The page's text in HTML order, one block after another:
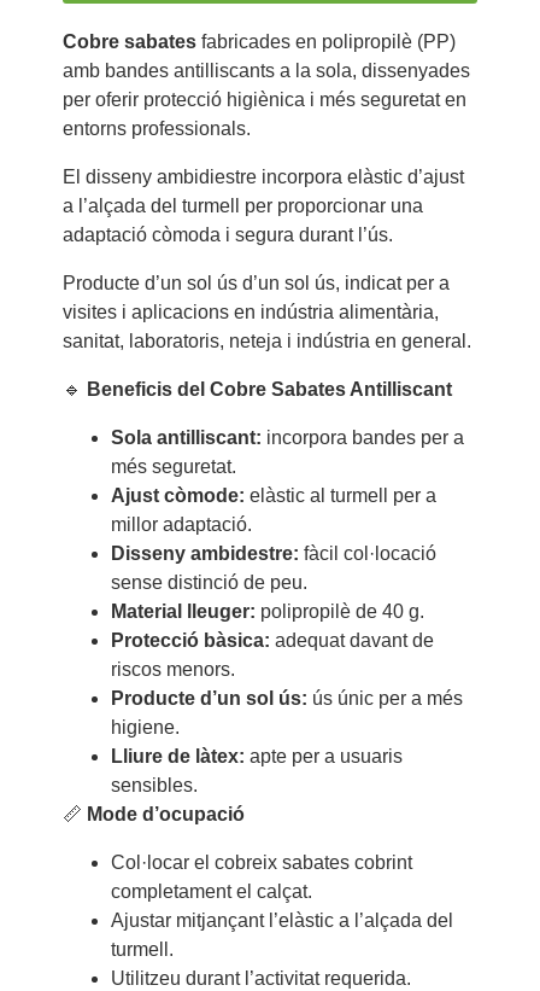
Cobre sabatesfabricades en polipropilè (PP)
amb bandes antilliscants a la sola, dissenyades
per oferir protecció higiènica i més seguretat en
entorns professionals.
El disseny ambidiestre incorpora elàstic d’ajust
a l’alçada del turmell per proporcionar una
adaptació còmoda i segura durant l’ús.
Producte d’un sol ús d’un sol ús, indicat per a
visites i aplicacions en indústria alimentària,
sanitat, laboratoris, neteja i indústria en general.
🔹 Beneficis del Cobre Sabates Antilliscant
Sola antilliscant: incorpora bandes per a
més seguretat.
Ajust còmode: elàstic al turmell per a
millor adaptació.
Disseny ambidestre: fàcil col·locació
sense distinció de peu.
Material lleuger: polipropilè de 40 g.
Protecció bàsica: adequat davant de
riscos menors.
Producte d’un sol ús: ús únic per a més
higiene.
Lliure de làtex: apte per a usuaris
sensibles.
📏 Mode d’ocupació
Col·locar el cobreix sabates cobrint
completament el calçat.
Ajustar mitjançant l’elàstic a l’alçada del
turmell.
Utilitzeu durant l’activitat requerida.